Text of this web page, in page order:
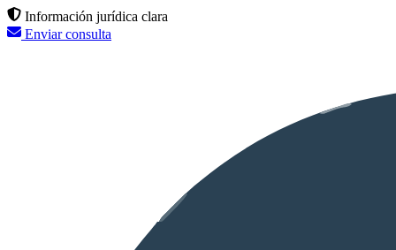
Información jurídica clara
Enviar consulta